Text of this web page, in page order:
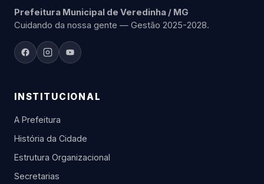
Prefeitura Municipal de Veredinha / MG
Cuidando da nossa gente — Gestão 2025-2028.
INSTITUCIONAL
A Prefeitura
História da Cidade
Estrutura Organizacional
Secretarias